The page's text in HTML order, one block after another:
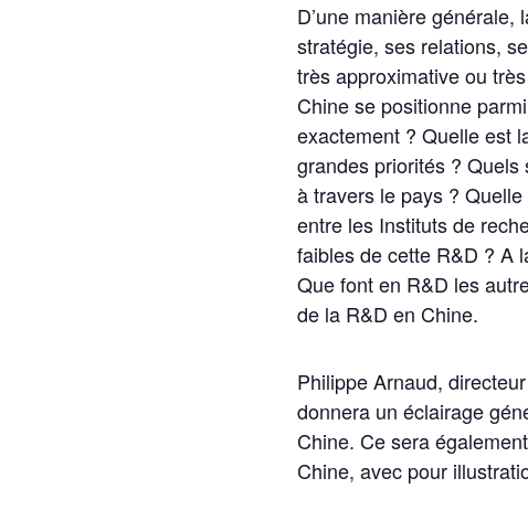
D’une manière
stratégie, ses relations,
très approximative ou
Chine se positionne
exactement ? Quelle est
grandes priorités ? Quels
à travers le pays ?
entre les Instituts de
faibles de cette R&D ? A
Que font en R&D les
de la R&D en Chine.
Philippe Arnaud,
donnera un éclairage
Chine. Ce sera
Chine, avec pour